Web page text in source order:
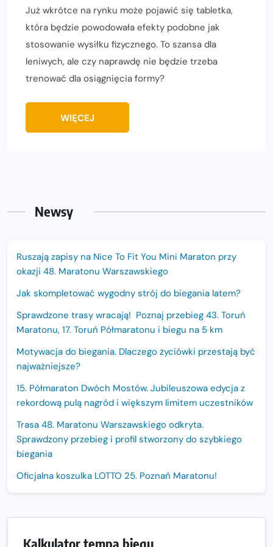
Już wkrótce na rynku może pojawić się tabletka,
która będzie powodowała efekty podobne jak
stosowanie wysiłku fizycznego. To szansa dla
leniwych, ale czy naprawdę nie będzie trzeba
trenować dla osiągnięcia formy?
WIĘCEJ
Newsy
Ruszają zapisy na Nice To Fit You Mini Maraton przy
okazji 48. Maratonu Warszawskiego
Jak skompletować wygodny strój do biegania latem?
Sprawdzone trasy wracają! Poznaj przebieg 43. Toruń
Maratonu, 17. Toruń Półmaratonu i biegu na 5 km
Motywacja do biegania. Dlaczego życiówki przestają być
najważniejsze?
15. Półmaraton Dwóch Mostów. Jubileuszowa edycja z
rekordową pulą nagród i większym limitem uczestników
Trasa 48. Maratonu Warszawskiego odkryta.
Sprawdzony przebieg i profil stworzony do szybkiego
biegania
Oficjalna koszulka LOTTO 25. Poznań Maratonu!
Kalkulator tempa biegu